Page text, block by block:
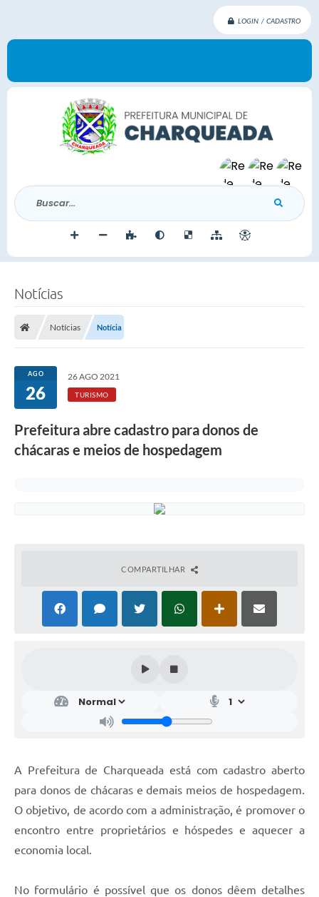
LOGIN / CADASTRO
Buscar...
Notícias
Notícias Notícia
AGO
26
26 AGO 2021
TURISMO
Prefeitura abre cadastro para donos de
chácaras e meios de hospedagem
COMPARTILHAR
A Prefeitura de Charqueada está com cadastro aberto
para donos de chácaras e demais meios de hospedagem.
O objetivo, de acordo com a administração, é promover o
encontro entre proprietários e hóspedes e aquecer a
economia local.
No formulário é possível que os donos dêem detalhes